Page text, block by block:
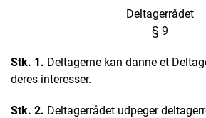
Deltagerrådet
§ 9
Stk. 1. Deltagerne kan danne et
deres interesser.
Stk. 2. Deltagerrådet udpeger